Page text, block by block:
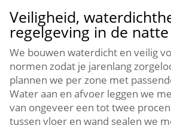
Veiligheid,
regelgeving in de
We bouwen waterdicht en veilig
normen zodat je jarenlang
plannen we per zone met
Water aan en afvoer leggen we
van ongeveer een tot twee
tussen vloer en wand sealen we